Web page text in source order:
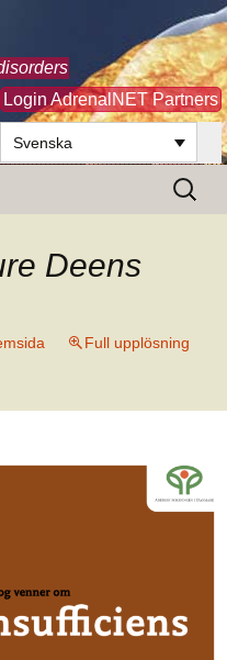
Login AdrenalNET Partners
Svenska
Sök
efter:
Deens
Full upplösning